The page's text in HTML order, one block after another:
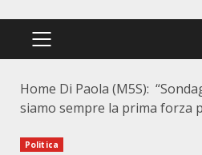
PRIMÄRES
Home Di Paola (M5S):
siamo sempre la prima forza
Politica